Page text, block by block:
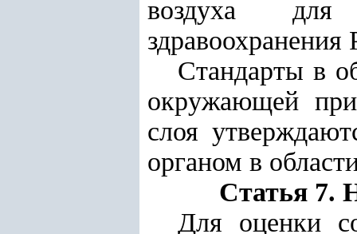
воздуха для
здравоохранения
Стандарты в
окружающей
слоя
органом в
Статья 7.
Для оценки